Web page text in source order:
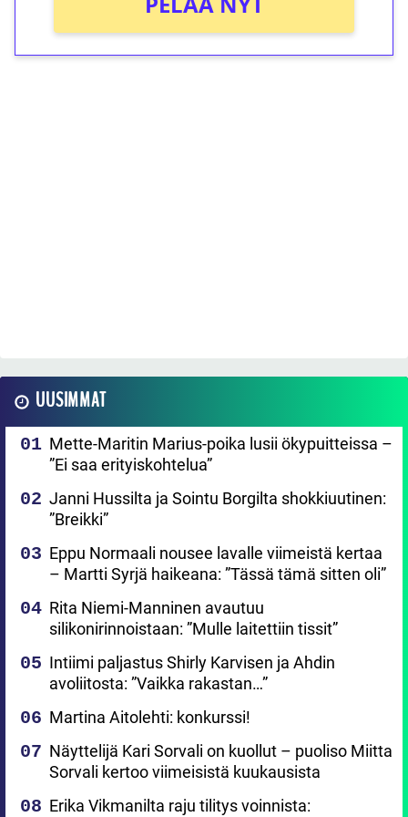
UUSIMMAT
Mette-Maritin Marius-poika lusii ökypuitteissa –
”Ei saa erityiskohtelua”
Janni Hussilta ja Sointu Borgilta shokkiuutinen:
”Breikki”
Eppu Normaali nousee lavalle viimeistä kertaa
– Martti Syrjä haikeana: ”Tässä tämä sitten oli”
Rita Niemi-Manninen avautuu
silikonirinnoistaan: ”Mulle laitettiin tissit”
Intiimi paljastus Shirly Karvisen ja Ahdin
avoliitosta: ”Vaikka rakastan…”
Martina Aitolehti: konkurssi!
Näyttelijä Kari Sorvali on kuollut – puoliso Miitta
Sorvali kertoo viimeisistä kuukausista
Erika Vikmanilta raju tilitys voinnista: